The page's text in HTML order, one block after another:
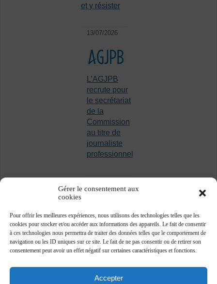
Gérer le consentement aux
cookies
Pour offrir les meilleures expériences, nous utilisons des technologies telles que les
cookies pour stocker et/ou accéder aux informations des appareils. Le fait de consentir
à ces technologies nous permettra de traiter des données telles que le comportement de
navigation ou les ID uniques sur ce site. Le fait de ne pas consentir ou de retirer son
consentement peut avoir un effet négatif sur certaines caractéristiques et fonctions.
Accepter
et y résister
13/07/2026
L’AGJPB
recrute pour
le secrétariat
de la
Commission
au titre de
journaliste
professionnel